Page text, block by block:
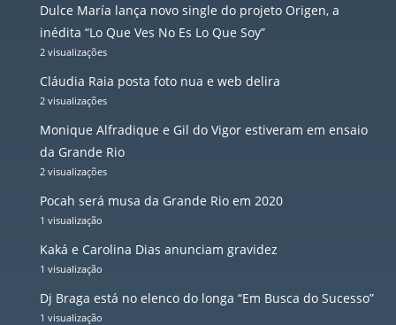
Dulce María lança novo single do projeto Origen, a
inédita “Lo Que Ves No Es Lo Que Soy”
2 visualizações
Cláudia Raia posta foto nua e web delira
2 visualizações
Monique Alfradique e Gil do Vigor estiveram em ensaio
da Grande Rio
2 visualizações
Pocah será musa da Grande Rio em 2020
1 visualização
Kaká e Carolina Dias anunciam gravidez
1 visualização
Dj Braga está no elenco do longa “Em Busca do Sucesso”
1 visualização